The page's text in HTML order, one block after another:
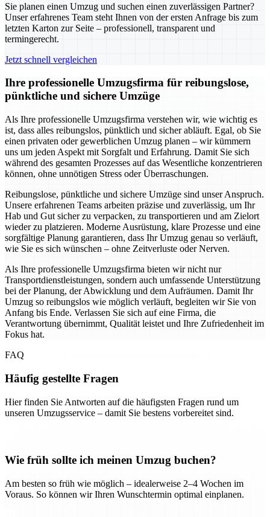
Sie planen einen Umzug und suchen einen zuverlässigen Partner?
Unser erfahrenes Team steht Ihnen von der ersten Anfrage bis zum
letzten Karton zur Seite – professionell, transparent und
termingerecht.
Jetzt schnell vergleichen
Ihre professionelle Umzugsfirma für reibungslose,
pünktliche und sichere Umzüge
Als Ihre professionelle Umzugsfirma verstehen wir, wie wichtig es
ist, dass alles reibungslos, pünktlich und sicher abläuft. Egal, ob Sie
einen privaten oder gewerblichen Umzug planen – wir kümmern
uns um jeden Aspekt mit Sorgfalt und Erfahrung. Damit Sie sich
während des gesamten Prozesses auf das Wesentliche konzentrieren
können, ohne unnötigen Stress oder Überraschungen.
Reibungslose, pünktliche und sichere Umzüge sind unser Anspruch.
Unsere erfahrenen Teams arbeiten präzise und zuverlässig, um Ihr
Hab und Gut sicher zu verpacken, zu transportieren und am Zielort
wieder zu platzieren. Moderne Ausrüstung, klare Prozesse und eine
sorgfältige Planung garantieren, dass Ihr Umzug genau so verläuft,
wie Sie es sich wünschen – ohne Zeitverluste oder Nerven.
Als Ihre professionelle Umzugsfirma bieten wir nicht nur
Transportdienstleistungen, sondern auch umfassende Unterstützung
bei der Planung, der Abwicklung und dem Aufräumen. Damit Ihr
Umzug so reibungslos wie möglich verläuft, begleiten wir Sie von
Anfang bis Ende. Verlassen Sie sich auf eine Firma, die
Verantwortung übernimmt, Qualität leistet und Ihre Zufriedenheit im
Fokus hat.
FAQ
Häufig gestellte Fragen
Hier finden Sie Antworten auf die häufigsten Fragen rund um
unseren Umzugsservice – damit Sie bestens vorbereitet sind.
Wie früh sollte ich meinen Umzug buchen?
Am besten so früh wie möglich – idealerweise 2–4 Wochen im
Voraus. So können wir Ihren Wunschtermin optimal einplanen.